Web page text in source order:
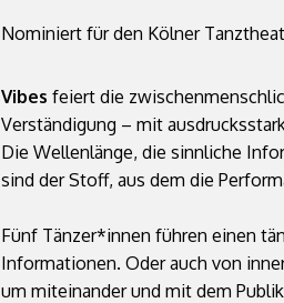
Nominiert für den Kölner
Vibes feiert die
Verständigung – mit
Die Wellenlänge, die sinnliche
sind der Stoff, aus dem die
Fünf Tänzer*innen führen einen
Informationen. Oder auch von
um miteinander und mit dem